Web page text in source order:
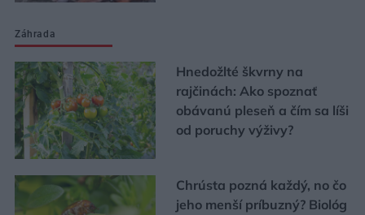
Záhrada
Hnedožlté škvrny na
rajčinách: Ako spoznať
obávanú pleseň a čím sa líši
od poruchy výživy?
Chrústa pozná každý, no čo
jeho menší príbuzný? Biológ